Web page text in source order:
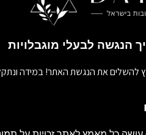
הנגשה לבעלי מוגבלויות
להשלים את הנגשת האתר! במידה